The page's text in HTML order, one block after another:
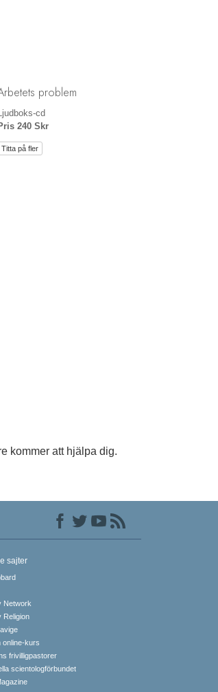
problem
Ljudboks-cd
240 Skr
Titta på fler
kommer att hjälpa dig.
sajter
Network
Religion
online-kurs
frivilligpastorer
scientologförbundet